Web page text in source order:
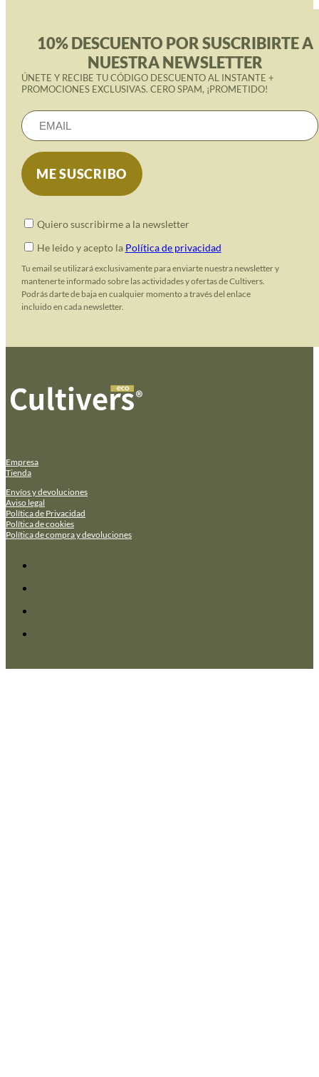
10% DESCUENTO POR SUSCRIBIRTE A
NUESTRA NEWSLETTER
ÚNETE Y RECIBE TU CÓDIGO DESCUENTO AL INSTANTE +
PROMOCIONES EXCLUSIVAS. CERO SPAM, ¡PROMETIDO!
Quiero suscribirme a la newsletter
He leido y acepto la Política de privacidad
Tu email se utilizará exclusivamente para enviarte nuestra newsletter y
mantenerte informado sobre las actividades y ofertas de Cultivers.
Podrás darte de baja en cualquier momento a través del enlace
incluido en cada newsletter.
Empresa
Tienda
Envíos y devoluciones
Aviso legal
Política de Privacidad
Política de cookies
Política de compra y devoluciones